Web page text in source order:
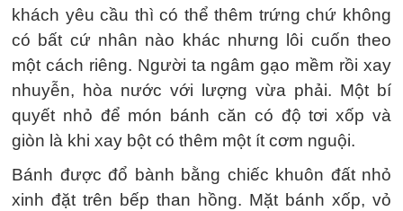
khách yêu cầu thì có thể thêm trứng chứ không
có bất cứ nhân nào khác nhưng lôi cuốn theo
một cách riêng. Người ta ngâm gạo mềm rồi xay
nhuyễn, hòa nước với lượng vừa phải. Một bí
quyết nhỏ để món bánh căn có độ tơi xốp và
giòn là khi xay bột có thêm một ít cơm nguội.
Bánh được đổ bành bằng chiếc khuôn đất nhỏ
xinh đặt trên bếp than hồng. Mặt bánh xốp, vỏ